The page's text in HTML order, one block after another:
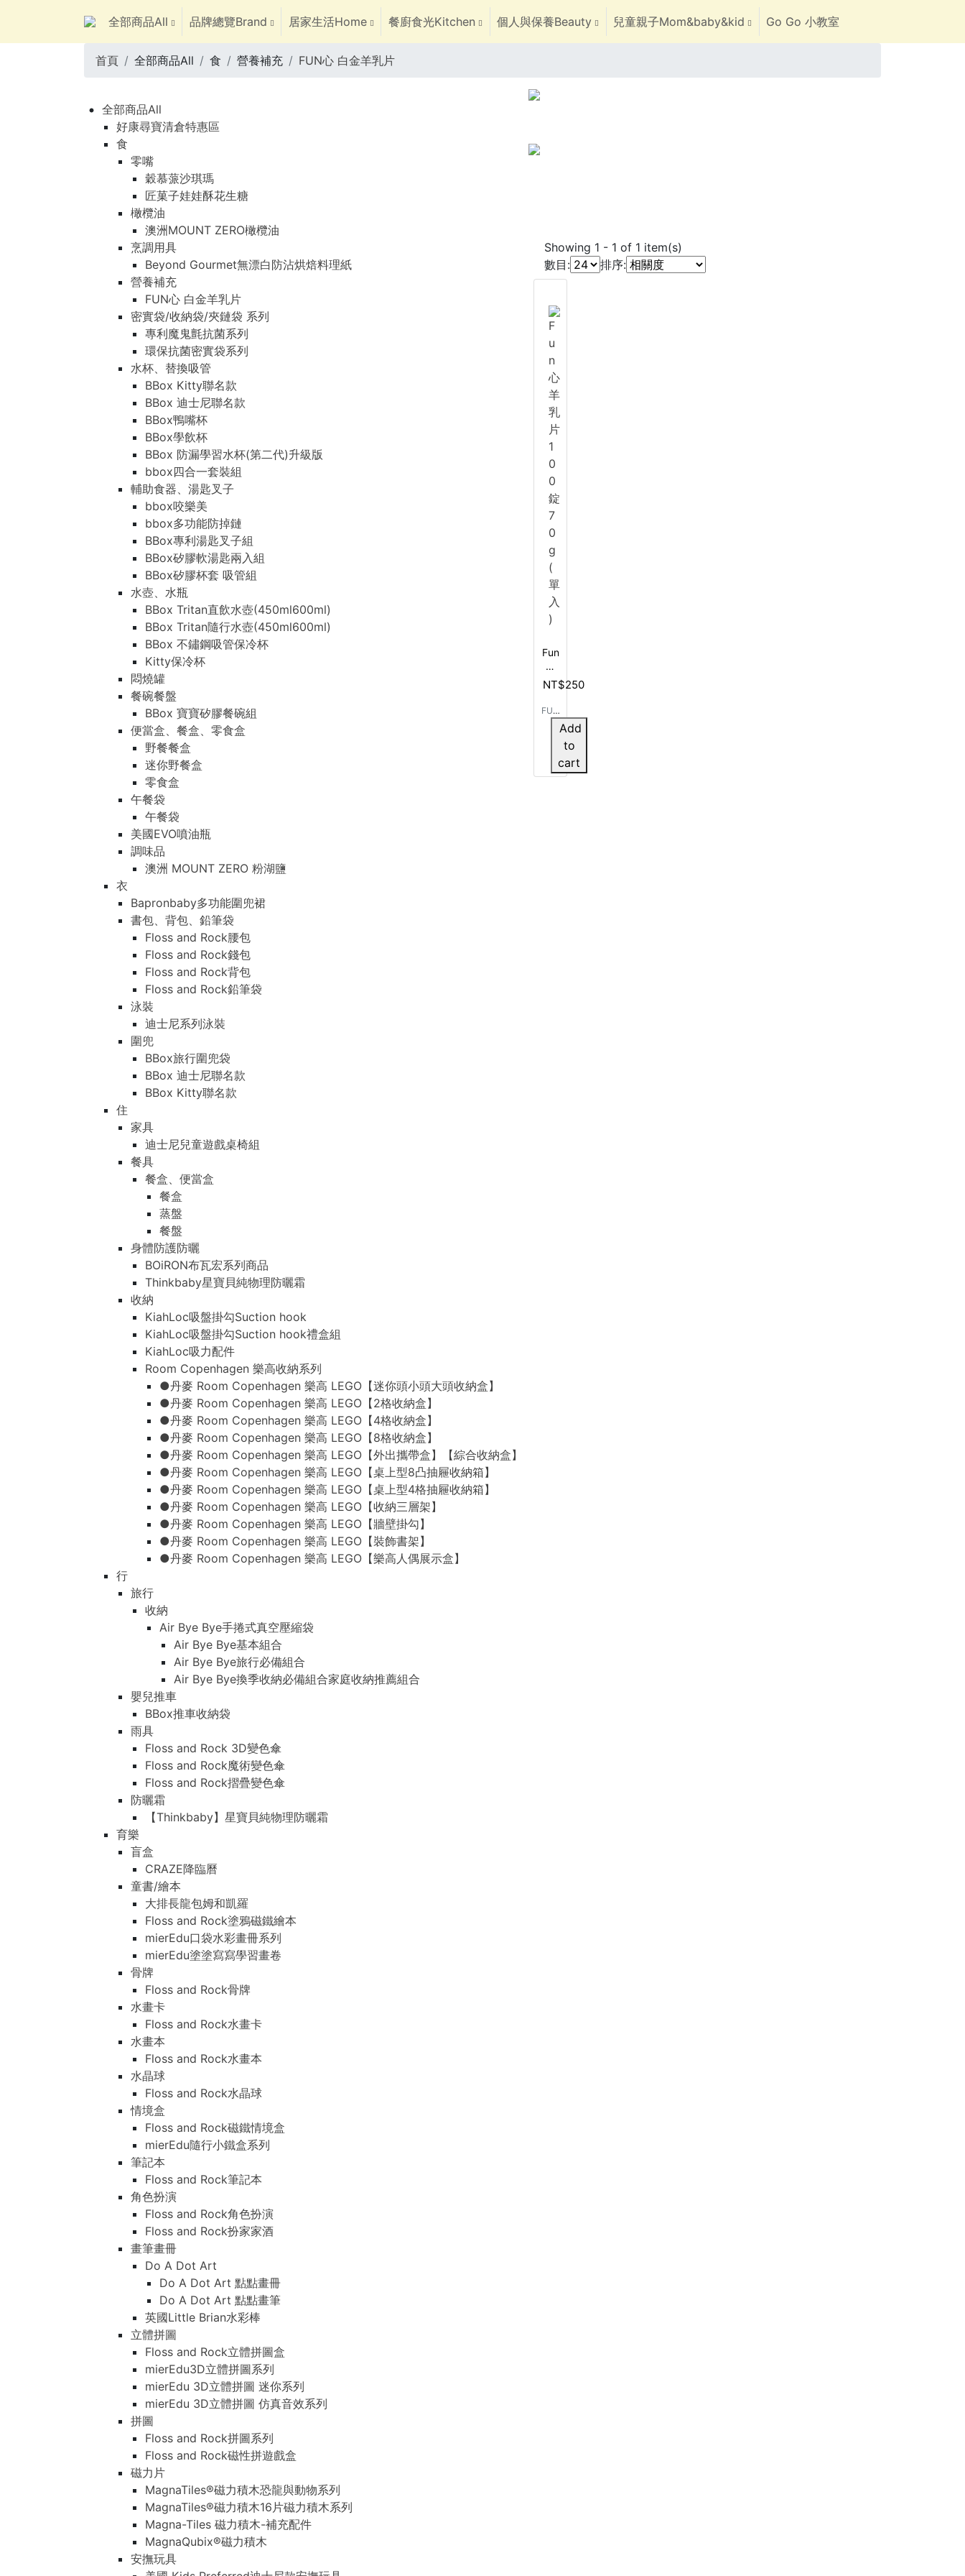
全部商品All 品牌總覽Brand 居家生活Home 餐廚食光Kitchen 個人與保養Beauty 兒童親子Mom&baby&kid Go Go 小教室
首頁 全部商品All 食 營養補充 FUN心 白金羊乳片
全部商品All
好康尋寶清倉特惠區
食
零嘴
穀慕蒎沙琪瑪
匠菓子娃娃酥花生糖
橄欖油
澳洲MOUNT ZERO橄欖油
烹調用具
Beyond Gourmet無漂白防沾烘焙料理紙
營養補充
FUN心 白金羊乳片
密實袋/收納袋/夾鏈袋 系列
專利魔鬼氈抗菌系列
環保抗菌密實袋系列
水杯、替換吸管
BBox Kitty聯名款
BBox 迪士尼聯名款
BBox鴨嘴杯
BBox學飲杯
BBox 防漏學習水杯(第二代)升級版
bbox四合一套裝組
輔助食器、湯匙叉子
bbox咬樂美
bbox多功能防掉鏈
BBox專利湯匙叉子組
BBox矽膠軟湯匙兩入組
BBox矽膠杯套 吸管組
水壺、水瓶
BBox Tritan直飲水壺(450ml600ml)
BBox Tritan隨行水壺(450ml600ml)
BBox 不鏽鋼吸管保冷杯
Kitty保冷杯
悶燒罐
餐碗餐盤
BBox 寶寶矽膠餐碗組
便當盒、餐盒、零食盒
野餐餐盒
迷你野餐盒
零食盒
午餐袋
午餐袋
美國EVO噴油瓶
調味品
澳洲 MOUNT ZERO 粉湖鹽
衣
Bapronbaby多功能圍兜裙
書包、背包、鉛筆袋
Floss and Rock腰包
Floss and Rock錢包
Floss and Rock背包
Floss and Rock鉛筆袋
泳裝
迪士尼系列泳裝
圍兜
BBox旅行圍兜袋
BBox 迪士尼聯名款
BBox Kitty聯名款
住
家具
迪士尼兒童遊戲桌椅組
餐具
餐盒、便當盒
餐盒
蒸盤
餐盤
身體防護防曬
BOiRON布瓦宏系列商品
Thinkbaby星寶貝純物理防曬霜
收納
KiahLoc吸盤掛勾Suction hook
KiahLoc吸盤掛勾Suction hook禮盒組
KiahLoc吸力配件
Room Copenhagen 樂高收納系列
●丹麥 Room Copenhagen 樂高 LEGO【迷你頭小頭大頭收納盒】
●丹麥 Room Copenhagen 樂高 LEGO【2格收納盒】
●丹麥 Room Copenhagen 樂高 LEGO【4格收納盒】
●丹麥 Room Copenhagen 樂高 LEGO【8格收納盒】
●丹麥 Room Copenhagen 樂高 LEGO【外出攜帶盒】【綜合收納盒】
●丹麥 Room Copenhagen 樂高 LEGO【桌上型8凸抽屜收納箱】
●丹麥 Room Copenhagen 樂高 LEGO【桌上型4格抽屜收納箱】
●丹麥 Room Copenhagen 樂高 LEGO【收納三層架】
●丹麥 Room Copenhagen 樂高 LEGO【牆壁掛勾】
●丹麥 Room Copenhagen 樂高 LEGO【裝飾書架】
●丹麥 Room Copenhagen 樂高 LEGO【樂高人偶展示盒】
行
旅行
收納
Air Bye Bye手捲式真空壓縮袋
Air Bye Bye基本組合
Air Bye Bye旅行必備組合
Air Bye Bye換季收納必備組合家庭收納推薦組合
嬰兒推車
BBox推車收納袋
雨具
Floss and Rock 3D變色傘
Floss and Rock魔術變色傘
Floss and Rock摺疊變色傘
防曬霜
【Thinkbaby】星寶貝純物理防曬霜
育樂
盲盒
CRAZE降臨曆
童書/繪本
大排長龍包姆和凱羅
Floss and Rock塗鴉磁鐵繪本
mierEdu口袋水彩畫冊系列
mierEdu塗塗寫寫學習畫卷
骨牌
Floss and Rock骨牌
水畫卡
Floss and Rock水畫卡
水畫本
Floss and Rock水畫本
水晶球
Floss and Rock水晶球
情境盒
Floss and Rock磁鐵情境盒
mierEdu隨行小鐵盒系列
筆記本
Floss and Rock筆記本
角色扮演
Floss and Rock角色扮演
Floss and Rock扮家家酒
畫筆畫冊
Do A Dot Art
Do A Dot Art 點點畫冊
Do A Dot Art 點點畫筆
英國Little Brian水彩棒
立體拼圖
Floss and Rock立體拼圖盒
mierEdu3D立體拼圖系列
mierEdu 3D立體拼圖 迷你系列
mierEdu 3D立體拼圖 仿真音效系列
拼圖
Floss and Rock拼圖系列
Floss and Rock磁性拼遊戲盒
磁力片
MagnaTiles®磁力積木恐龍與動物系列
MagnaTiles®磁力積木16片磁力積木系列
Magna-Tiles 磁力積木-補充配件
MagnaQubix®磁力積木
安撫玩具
Showing 1 - 1 of 1 item(s)
數目:
排序:
Fun
心
羊乳
100
錠
70g
NT$250
FUN
Add
to
cart